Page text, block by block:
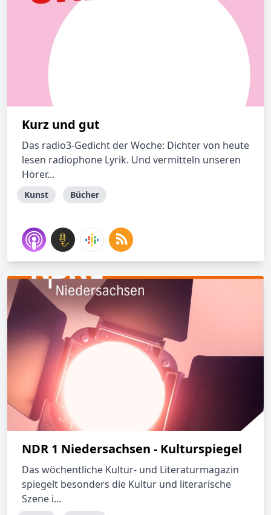
Kurz und gut
Das radio3-Gedicht der Woche: Dichter von heute
lesen radiophone Lyrik. Und vermitteln unseren
Hörer...
Kunst Bücher
NDR 1 Niedersachsen - Kulturspiegel
Das wöchentliche Kultur- und Literaturmagazin
spiegelt besonders die Kultur und literarische
Szene i...